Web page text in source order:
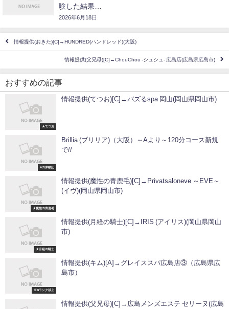
験した結果…
2026年6月18日
情報提供(おきた)[C]→HUNDRED(ハンドレッド)(大阪)
情報提供(父兄母)[C]→ChouChou -シュシュ- 広島店(広島県広島市)
おすすめの記事
★てつお
情報提供(てつお)[C]→バズるspa 岡山(岡山県岡山市)
Aの体験記
Brillia (ブリリア)（大阪）～Aより～120分コース新規
で//
★魔性の青鹿毛
情報提供(魔性の青鹿毛)[C]→Privatsaloneve ～EVE～
(イヴ)(岡山県岡山市)
★月経の騎士
情報提供(月経の騎士)[C]→IRIS (アイリス)(岡山県岡山
市)
※Bランク以上
情報提供(キム)[A]→グレイススパ広島店③（広島県広
島市）
情報提供(父兄母)[C]→広島メンズエステ セリーヌ(広島